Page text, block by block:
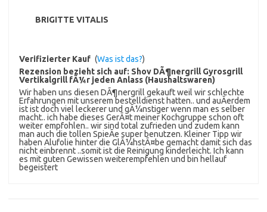
BRIGITTE VITALIS
Verifizierter Kauf (Was ist das?)
Rezension bezieht sich auf: Shov DÃ¶nergrill Gyrosgrill
Vertikalgrill fÃ¼r jeden Anlass (Haushaltswaren)
Wir haben uns diesen DÃ¶nergrill gekauft weil wir schlechte
Erfahrungen mit unserem bestelldienst hatten.. und auÃerdem
ist ist doch viel leckerer und gÃ¼nstiger wenn man es selber
macht.. ich habe dieses GerÃ¤t meiner Kochgruppe schon oft
weiter empfohlen.. wir sind total zufrieden und zudem kann
man auch die tollen SpieÃe super benutzen. Kleiner Tipp wir
haben Alufolie hinter die GlÃ¼hstÃ¤be gemacht damit sich das
nicht einbrennt ..somit ist die Reinigung kinderleicht. Ich kann
es mit guten Gewissen weiterempfehlen und bin hellauf
begeistert